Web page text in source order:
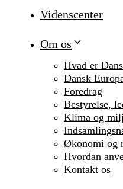
Videnscenter
Om os
Hvad er
Dansk
Foredrag
Bestyrelse,
Klima og
Økonomi og
Hvordan
Kontakt os